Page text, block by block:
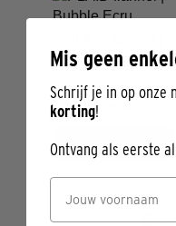
Bubble Ecru
€ 29,95
In Winkelwagen
Mis geen
Schrijf je in op onze
korting!
Ontvang als eerste